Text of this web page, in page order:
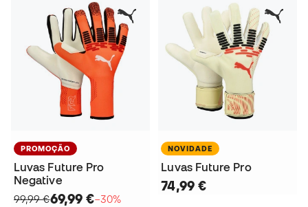
PROMOÇÃO
Luvas Future Pro
Negative
99,99 €69,99 €−30%
NOVIDADE
Luvas Future Pro
74,99 €